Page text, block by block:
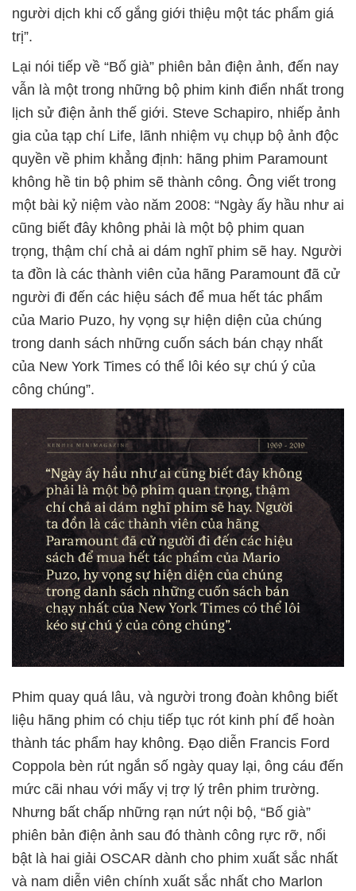
người dịch khi cố gắng giới thiệu một tác phẩm giá
trị”.
Lại nói tiếp về “Bố già” phiên bản điện ảnh, đến nay
vẫn là một trong những bộ phim kinh điển nhất trong
lịch sử điện ảnh thế giới. Steve Schapiro, nhiếp ảnh
gia của tạp chí Life, lãnh nhiệm vụ chụp bộ ảnh độc
quyền về phim khẳng định: hãng phim Paramount
không hề tin bộ phim sẽ thành công. Ông viết trong
một bài kỷ niệm vào năm 2008: “Ngày ấy hầu như ai
cũng biết đây không phải là một bộ phim quan
trọng, thậm chí chả ai dám nghĩ phim sẽ hay. Người
ta đồn là các thành viên của hãng Paramount đã cử
người đi đến các hiệu sách để mua hết tác phẩm
của Mario Puzo, hy vọng sự hiện diện của chúng
trong danh sách những cuốn sách bán chạy nhất
của New York Times có thể lôi kéo sự chú ý của
công chúng”.
Phim quay quá lâu, và người trong đoàn không biết
liệu hãng phim có chịu tiếp tục rót kinh phí để hoàn
thành tác phẩm hay không. Đạo diễn Francis Ford
Coppola bèn rút ngắn số ngày quay lại, ông cáu đến
mức cãi nhau với mấy vị trợ lý trên phim trường.
Nhưng bất chấp những rạn nứt nội bộ, “Bố già”
phiên bản điện ảnh sau đó thành công rực rỡ, nổi
bật là hai giải OSCAR dành cho phim xuất sắc nhất
và nam diễn viên chính xuất sắc nhất cho Marlon